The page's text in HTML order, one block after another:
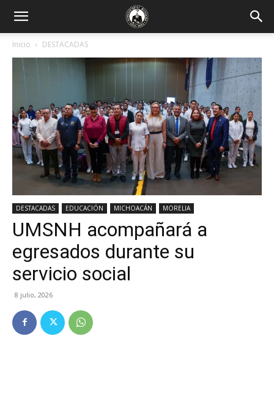
Inicio DESTACADAS
DESTACADAS EDUCACIÓN MICHOACÁN MORELIA
UMSNH acompañará a
egresados durante su
servicio social
8 julio, 2026